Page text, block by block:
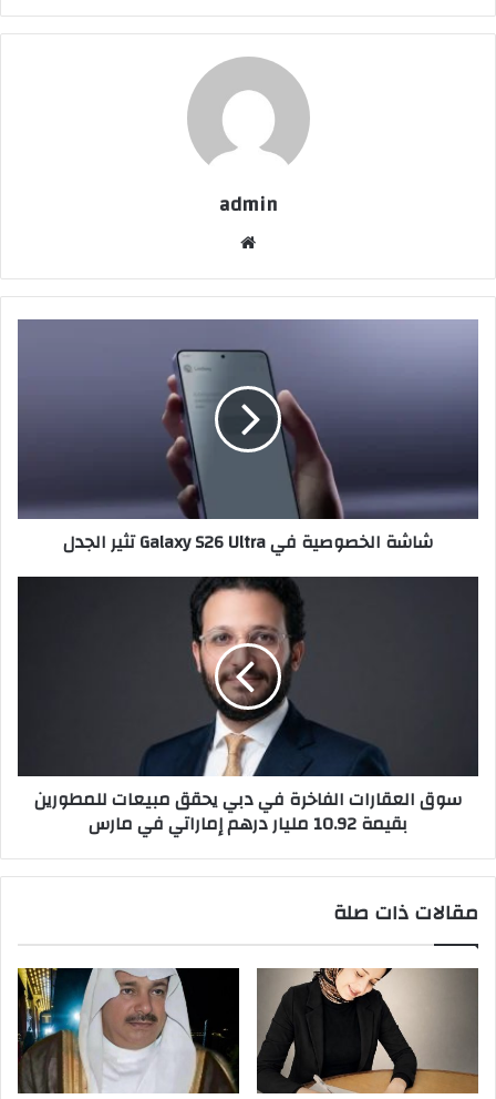
admin
الجدل
شاشة الخصوصية في Galaxy S26 Ultra تثير الجدل
بقيمة
10.92
مارس
سوق العقارات الفاخرة في دبي يحقق مبيعات للمطورين
بقيمة 10.92 مليار درهم إماراتي في مارس
مقالات ذات صلة